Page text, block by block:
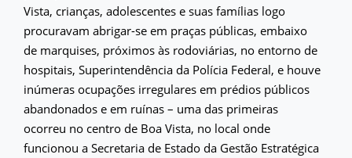
Vista, crianças, adolescentes e suas famílias logo
procuravam abrigar-se em praças públicas, embaixo
de marquises, próximos às rodoviárias, no entorno de
hospitais, Superintendência da Polícia Federal, e houve
inúmeras ocupações irregulares em prédios públicos
abandonados e em ruínas – uma das primeiras
ocorreu no centro de Boa Vista, no local onde
funcionou a Secretaria de Estado da Gestão Estratégica